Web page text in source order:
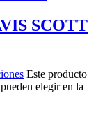
SCOTT
Este producto
elegir en la